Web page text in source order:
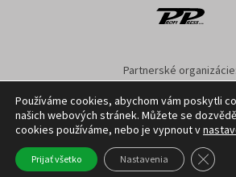
Partnerské organizácie:
Nastavenie cookies GDPR
Copyright ©2026Profi Press
Používáme cookies, abychom vám poskytli
našich webových stránek. Můžete se
cookies používáme, nebo je vypnout v
Prijať všetko Nastavenia Close